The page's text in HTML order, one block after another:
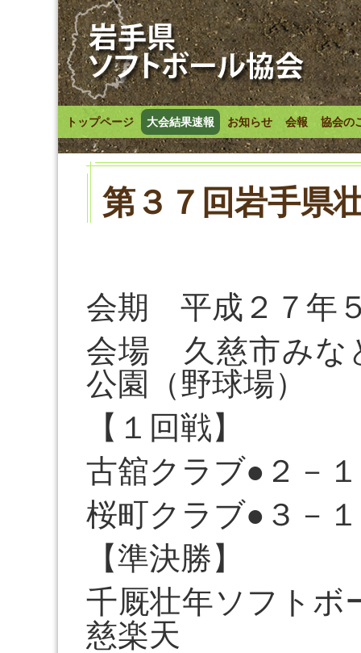
トップページ 大会結果速報 お知らせ 会報 協会の
第３７回岩手県
会期 平成２７年
会場 久慈市みな
公園（野球場）
【１回戦】
古舘クラブ●２－
桜町クラブ●３－
【準決勝】
千厩壮年ソフトボ
慈楽天